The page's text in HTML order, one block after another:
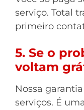
serviço. Total
primeiro
5. Se o
voltam
Nossa
serviços. É